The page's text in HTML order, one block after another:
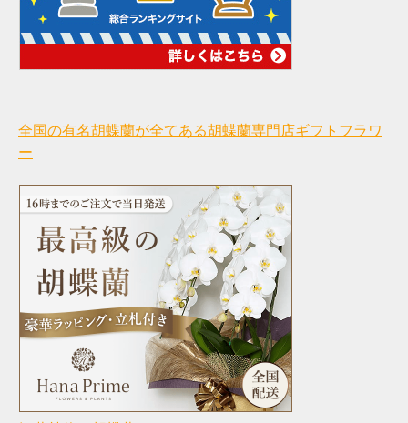
全国の有名胡蝶蘭が全てある胡蝶蘭専門店ギフトフラワ
ー